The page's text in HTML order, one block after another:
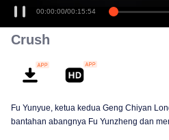
00:00:00/00:15:54
Crush
Fu Yunyue, ketua kedua Geng Chiyan
bantahan abangnya Fu Yunzheng dan